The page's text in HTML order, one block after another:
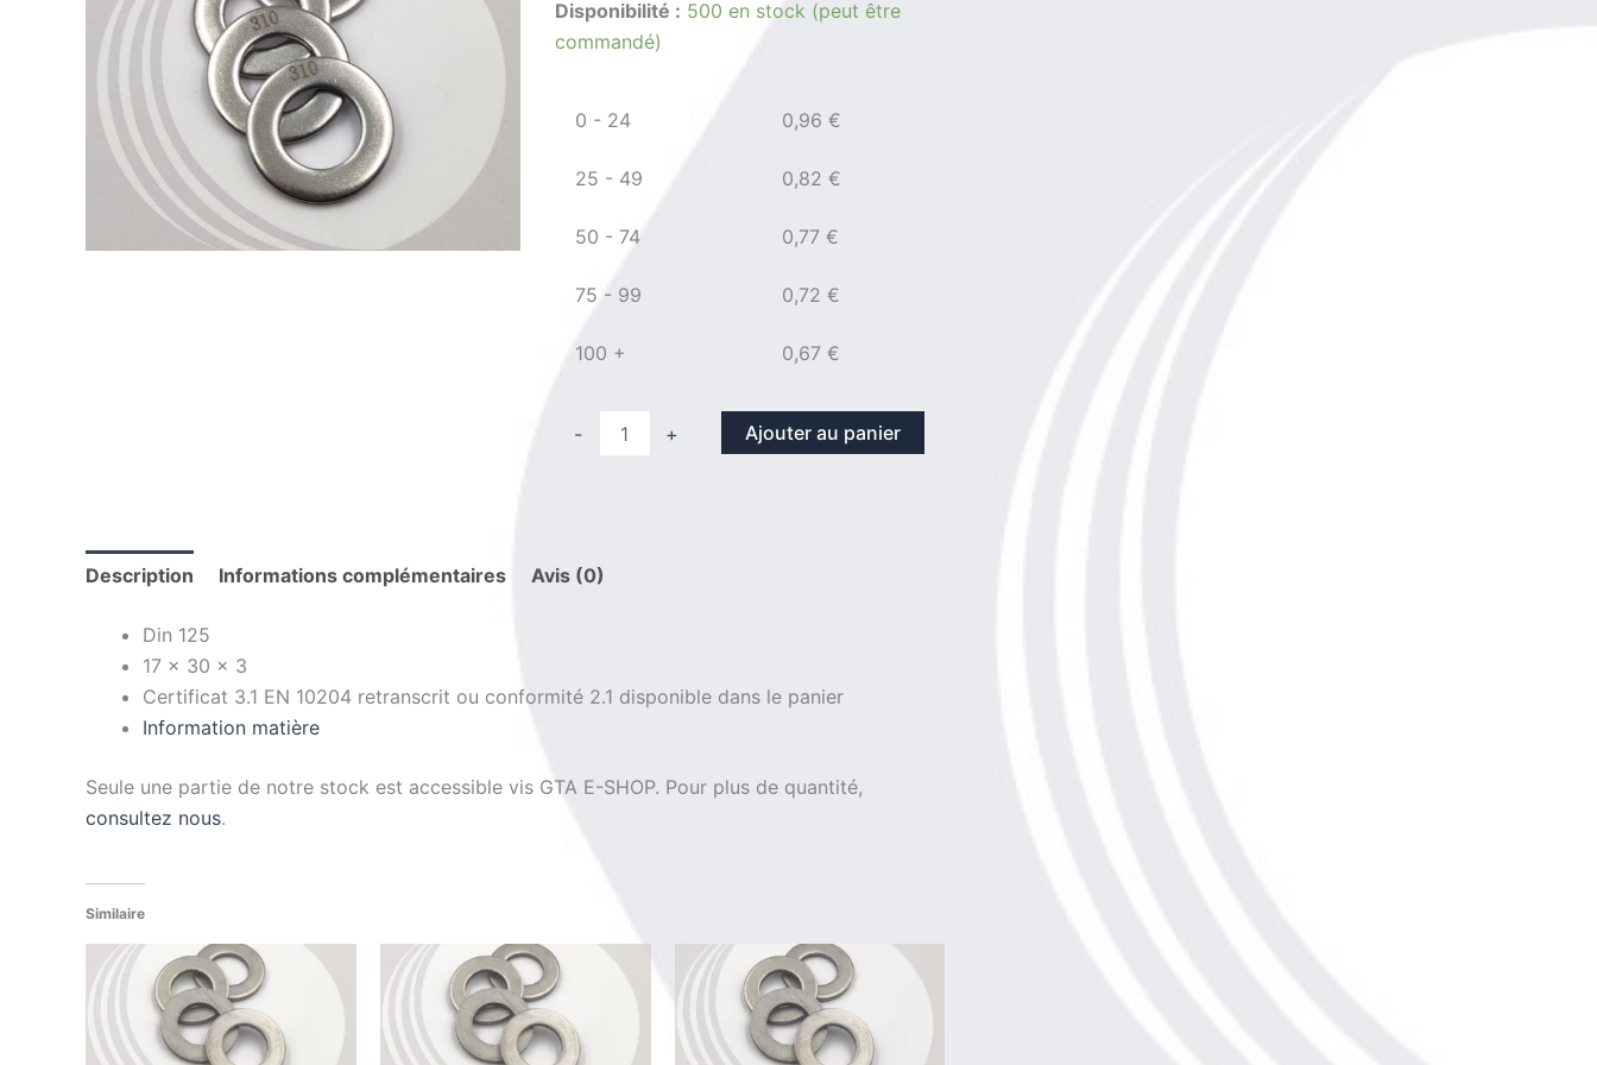
Disponibilité : 500 en stock (peut être
commandé)
0 - 24 0,96 €
25 - 49 0,82 €
50 - 74 0,77 €
75 - 99 0,72 €
100 + 0,67 €
-
quantité
D
+ Ajouter au panier
Description Informations complémentaires Avis (0)
Din 125
17 x 30 x 3
Certificat 3.1 EN 10204 retranscrit ou conformité 2.1 disponible dans le panier
Information matière
Seule une partie de notre stock est accessible vis GTA E-SHOP. Pour plus de quantité,
consultez nous.
Similaire